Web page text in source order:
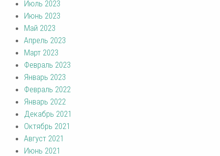
Июль 2023
Июнь 2023
Май 2023
Апрель 2023
Март 2023
Февраль 2023
Январь 2023
Февраль 2022
Январь 2022
Декабрь 2021
Октябрь 2021
Август 2021
Июнь 2021